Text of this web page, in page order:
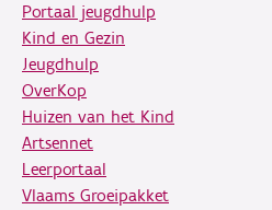
Portaal jeugdhulp
Kind en Gezin
Jeugdhulp
OverKop
Huizen van het Kind
Artsennet
Leerportaal
Vlaams Groeipakket